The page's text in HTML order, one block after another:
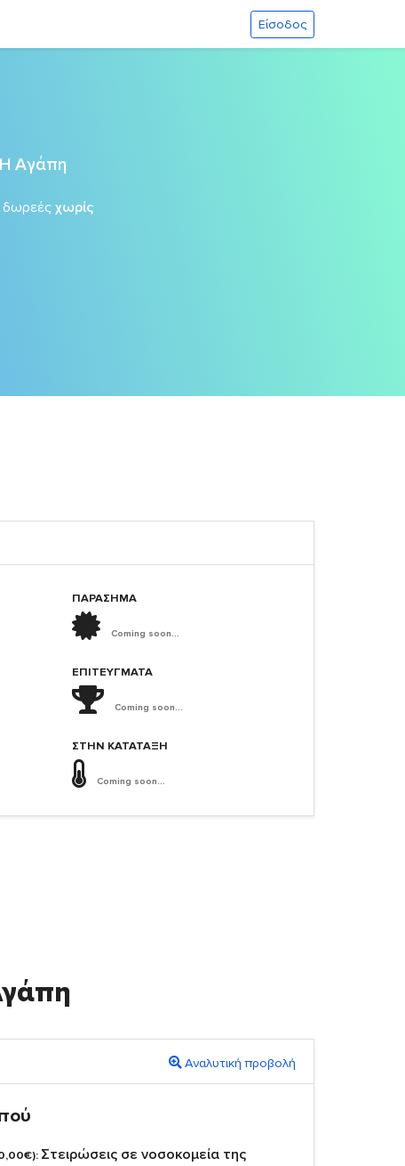
Είσοδος
Αγάπη
δωρεές χωρίς
ΠΑΡΑΣΗΜΑ
Coming soon...
ΕΠΙΤΕΎΓΜΑΤΑ
Coming soon...
ΣΤΗΝ ΚΑΤΆΤΑΞΗ
Coming soon...
Αναλυτική προβολή
Στειρώσεις σε νοσοκομεία της